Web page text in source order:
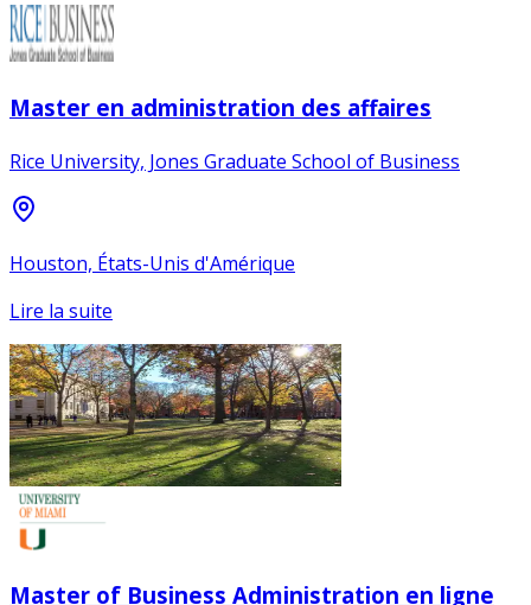
Master en administration des affaires
Rice University, Jones Graduate School of Business
Houston, États-Unis d'Amérique
Lire la suite
Master of Business Administration en ligne